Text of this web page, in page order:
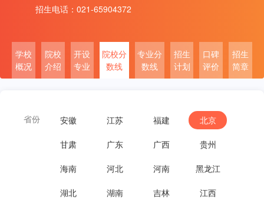
招生电话：021-65904372
学校
概况
院校
介绍
开设
专业
院校分
数线
专业分
数线
招生
计划
口碑
评价
招生
简章
省份 安徽 江苏 福建 北京
甘肃 广东 广西 贵州
海南 河北 河南 黑龙江
湖北 湖南 吉林 江西